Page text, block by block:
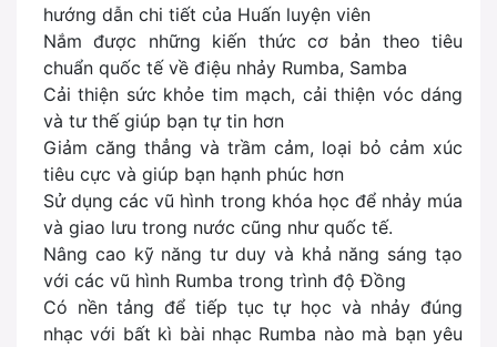
hướng dẫn chi tiết của Huấn luyện viên
Nắm được những kiến thức cơ bản theo tiêu
chuẩn quốc tế về điệu nhảy Rumba, Samba
Cải thiện sức khỏe tim mạch, cải thiện vóc dáng
và tư thế giúp bạn tự tin hơn
Giảm căng thẳng và trầm cảm, loại bỏ cảm xúc
tiêu cực và giúp bạn hạnh phúc hơn
Sử dụng các vũ hình trong khóa học để nhảy múa
và giao lưu trong nước cũng như quốc tế.
Nâng cao kỹ năng tư duy và khả năng sáng tạo
với các vũ hình Rumba trong trình độ Đồng
Có nền tảng để tiếp tục tự học và nhảy đúng
nhạc với bất kì bài nhạc Rumba nào mà bạn yêu